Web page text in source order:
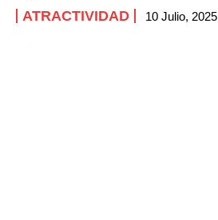
ATRACTIVIDAD 10 Julio, 2025